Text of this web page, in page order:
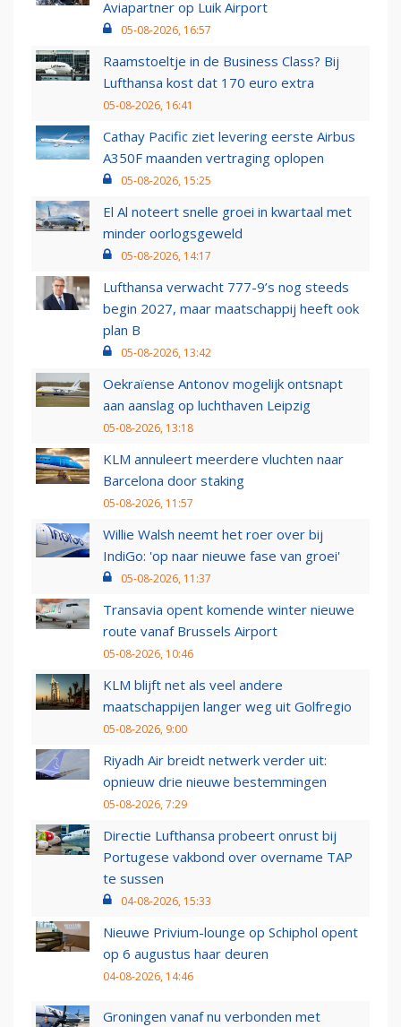
Aviapartner op Luik Airport
05-08-2026, 16:57
Raamstoeltje in de Business Class? Bij
Lufthansa kost dat 170 euro extra
05-08-2026, 16:41
Cathay Pacific ziet levering eerste Airbus
A350F maanden vertraging oplopen
05-08-2026, 15:25
El Al noteert snelle groei in kwartaal met
minder oorlogsgeweld
05-08-2026, 14:17
Lufthansa verwacht 777-9’s nog steeds
begin 2027, maar maatschappij heeft ook
plan B
05-08-2026, 13:42
Oekraïense Antonov mogelijk ontsnapt
aan aanslag op luchthaven Leipzig
05-08-2026, 13:18
KLM annuleert meerdere vluchten naar
Barcelona door staking
05-08-2026, 11:57
Willie Walsh neemt het roer over bij
IndiGo: 'op naar nieuwe fase van groei'
05-08-2026, 11:37
Transavia opent komende winter nieuwe
route vanaf Brussels Airport
05-08-2026, 10:46
KLM blijft net als veel andere
maatschappijen langer weg uit Golfregio
05-08-2026, 9:00
Riyadh Air breidt netwerk verder uit:
opnieuw drie nieuwe bestemmingen
05-08-2026, 7:29
Directie Lufthansa probeert onrust bij
Portugese vakbond over overname TAP
te sussen
04-08-2026, 15:33
Nieuwe Privium-lounge op Schiphol opent
op 6 augustus haar deuren
04-08-2026, 14:46
Groningen vanaf nu verbonden met